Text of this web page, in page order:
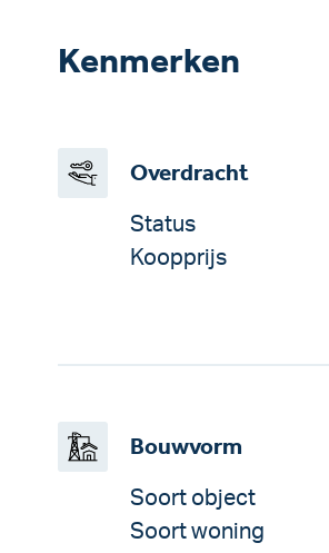
Kenmerken
Overdracht
Status
Koopprijs
Bouwvorm
Soort object
Soort woning